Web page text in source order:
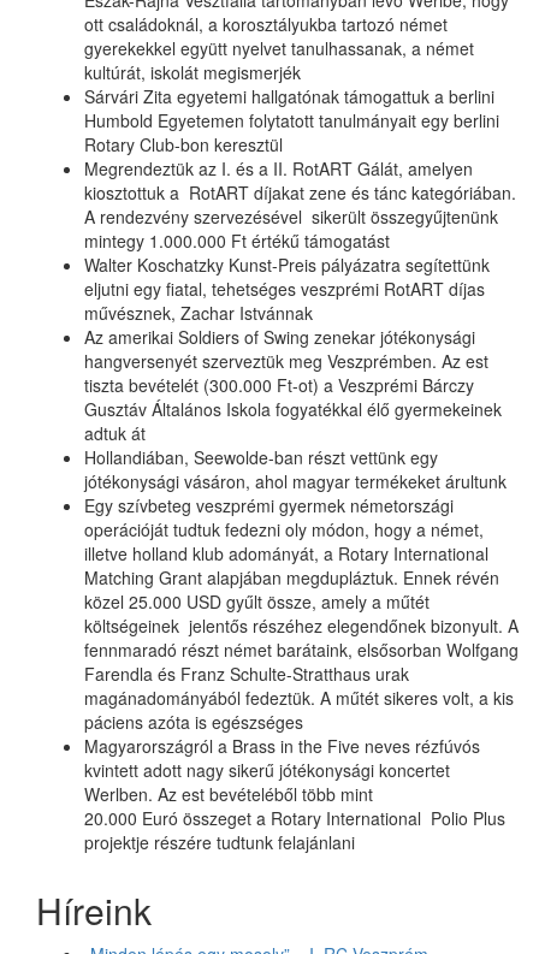
ott családoknál, a korosztályukba tartozó német
gyerekekkel együtt nyelvet tanulhassanak, a német
kultúrát, iskolát megismerjék
Sárvári Zita egyetemi hallgatónak támogattuk a berlini
Humbold Egyetemen folytatott tanulmányait egy berlini
Rotary Club-bon keresztül
Megrendeztük az I. és a II. RotART Gálát, amelyen
kiosztottuk a RotART díjakat zene és tánc kategóriában.
A rendezvény szervezésével sikerült összegyűjtenünk
mintegy 1.000.000 Ft értékű támogatást
Walter Koschatzky Kunst-Preis pályázatra segítettünk
eljutni egy fiatal, tehetséges veszprémi RotART díjas
művésznek, Zachar Istvánnak
Az amerikai Soldiers of Swing zenekar jótékonysági
hangversenyét szerveztük meg Veszprémben. Az est
tiszta bevételét (300.000 Ft-ot) a Veszprémi Bárczy
Gusztáv Általános Iskola fogyatékkal élő gyermekeinek
adtuk át
Hollandiában, Seewolde-ban részt vettünk egy
jótékonysági vásáron, ahol magyar termékeket árultunk
Egy szívbeteg veszprémi gyermek németországi
operációját tudtuk fedezni oly módon, hogy a német,
illetve holland klub adományát, a Rotary International
Matching Grant alapjában megdupláztuk. Ennek révén
közel 25.000 USD gyűlt össze, amely a műtét
költségeinek jelentős részéhez elegendőnek bizonyult. A
fennmaradó részt német barátaink, elsősorban Wolfgang
Farendla és Franz Schulte-Stratthaus urak
magánadományából fedeztük. A műtét sikeres volt, a kis
páciens azóta is egészséges
Magyarországról a Brass in the Five neves rézfúvós
kvintett adott nagy sikerű jótékonysági koncertet
Werlben. Az est bevételéből több mint
20.000 Euró összeget a Rotary International Polio Plus
projektje részére tudtunk felajánlani
Híreink